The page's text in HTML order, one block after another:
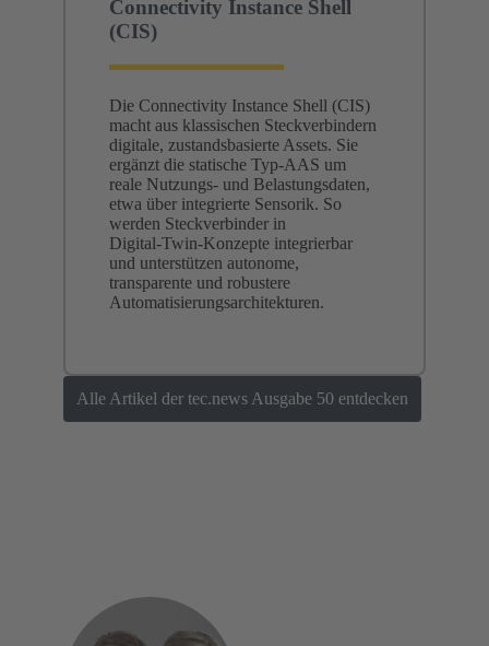
Connectivity Instance Shell
(CIS)
Die Connectivity Instance Shell (CIS)
macht aus klassischen Steckverbindern
digitale, zustandsbasierte Assets. Sie
ergänzt die statische Typ‑AAS um
reale Nutzungs- und Belastungsdaten,
etwa über integrierte Sensorik. So
werden Steckverbinder in
Digital‑Twin‑Konzepte integrierbar
und unterstützen autonome,
transparente und robustere
Automatisierungsarchitekturen.
Alle Artikel der tec.news Ausgabe 50 entdecken